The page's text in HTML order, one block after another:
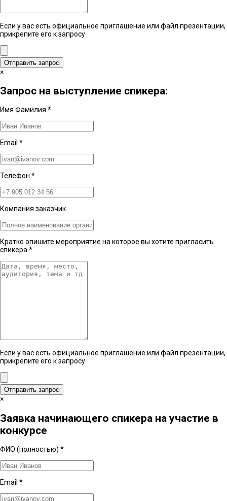
Если у вас есть официальное приглашение или файл презентации,
прикрепите его к запросу
Отправить запрос
×
Запрос на выступление спикера:
Имя Фамилия *
Email *
Телефон *
Компания заказчик
Кратко опишите мероприятие на которое вы хотите пригласить
спикера*
Если у вас есть официальное приглашение или файл презентации,
прикрепите его к запросу
Отправить запрос
×
Заявка начинающего спикера на участие в
конкурсе
ФИО (полностью) *
Email *